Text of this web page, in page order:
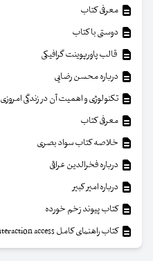
معرفی کتاب
دوستی با کتاب
قالب پاورپوینت گرافیکی
درباره محسن رضایی
تکنولوژی و اهمیت آن در زندگی امروزی
معرفی کتاب
خلاصه کتاب سواد بصری
درباره فخرالدین عراقی
درباره امیر کبیر
کتاب پیوند زخم خورده
کتاب راهنمای کامل Interaction access